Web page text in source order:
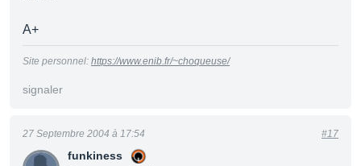
A+
Site personnel: https://www.enib.fr/~choqueuse/
signaler
funkiness
27 Septembre 2004 à 17:54 #17